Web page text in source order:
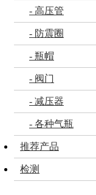
- 高压管
- 防震圈
- 瓶帽
- 阀门
- 减压器
- 各种气瓶
推荐产品
检测